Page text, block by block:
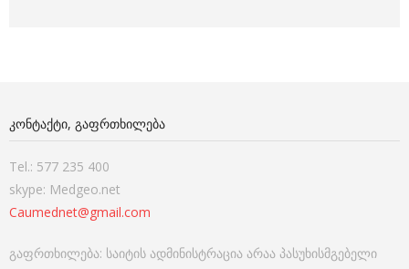
ᲙᲝᲜᲢᲐᲥᲢᲘ, ᲒᲐᲤᲠᲗᲮᲘᲚᲔᲑᲐ
Tel.: 577 235 400
skype: Medgeo.net
Caumednet@gmail.com
გაფრთხილება: საიტის ადმინისტრაცია არაა პასუხისმგებელი